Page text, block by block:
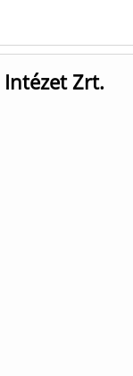
Zrt.